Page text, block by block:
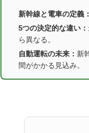
新幹線と電車の定義：
5つの決定的な違い：
ら異なる。
自動運転の未来： 新
間がかかる見込み。